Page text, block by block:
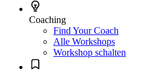
Coaching
Find Your Coach
Alle Workshops
Workshop schalten